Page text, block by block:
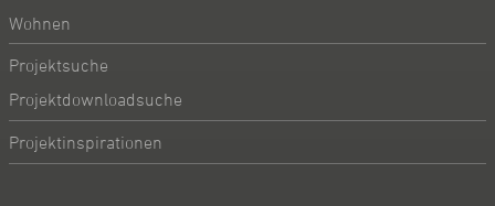
Wohnen
Projektsuche
Projektdownloadsuche
Projektinspirationen